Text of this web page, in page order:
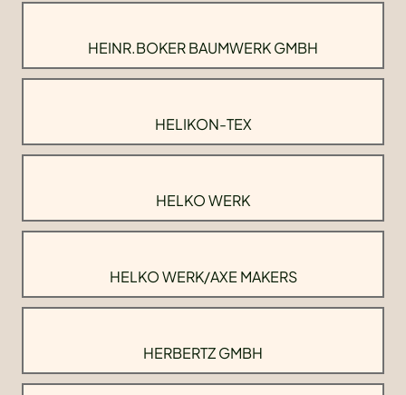
HEINR.BOKER BAUMWERK GMBH
HELIKON-TEX
HELKO WERK
HELKO WERK/AXE MAKERS
HERBERTZ GMBH